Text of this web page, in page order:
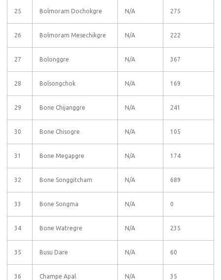
25 Bolmoram Dochokgre N/A 275
26 Bolmoram Mesechikgre N/A 222
27 Bolonggre N/A 367
28 Bolsongchok N/A 169
29 Bone Chijanggre N/A 241
30 Bone Chisogre N/A 105
31 Bone Megapgre N/A 174
32 Bone Songgitcham N/A 689
33 Bone Songma N/A 0
34 Bone Watregre N/A 235
35 Busu Dare N/A 60
36 Champe Apal N/A 35